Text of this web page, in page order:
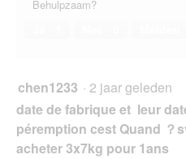
Behulpzaam?
chen1233 · 2 jaar geleden
date de fabrique et leur
péremption cest Quand ？
acheter 3x7kg pour 1ans